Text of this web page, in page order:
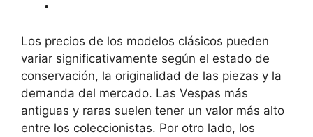
Los precios de los modelos clásicos pueden
variar significativamente según el estado de
conservación, la originalidad de las piezas y la
demanda del mercado. Las Vespas más
antiguas y raras suelen tener un valor más alto
entre los coleccionistas. Por otro lado, los